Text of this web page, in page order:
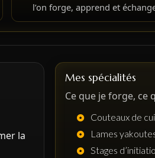
l’on forge, apprend et
la
Mes spécialités
Ce que je forge, ce
Couteaux de
Lames
Stages